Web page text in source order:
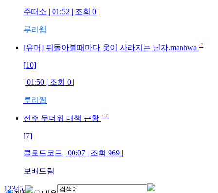
주때소 | 01:52 | 조회 0 |
루리웹
[유머] 뒤돌아볼때마다 옷이 사라지는 닌자.manhwa +7
[10]
| 01:50 | 조회 0 |
루리웹
전주 무더위 대책 근황 +15
[7]
클로드코드 | 00:07 | 조회 969 |
보배드림
12345